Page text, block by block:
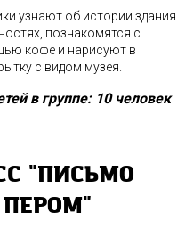
узнают об истории здания
познакомятся с
кофе и нарисуют в
с видом музея.
в группе: 10 человек
"ПИСЬМО